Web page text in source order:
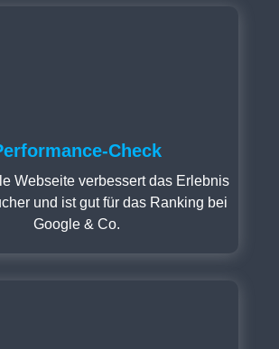
Check
Webseite verbessert das Erlebnis
und ist gut für das Ranking bei
Google & Co.